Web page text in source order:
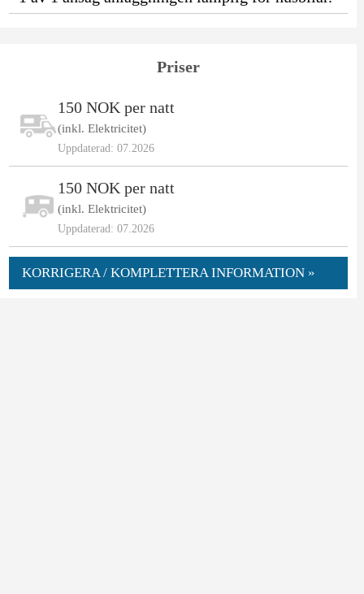
Priser
150 NOK per natt
(inkl. Elektricitet)
Uppdaterad: 07.2026
150 NOK per natt
(inkl. Elektricitet)
Uppdaterad: 07.2026
KORRIGERA / KOMPLETTERA INFORMATION »